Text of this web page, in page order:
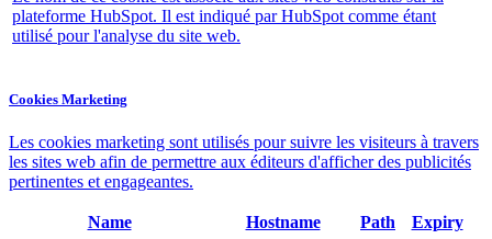
plateforme HubSpot. Il est indiqué par HubSpot comme étant
utilisé pour l'analyse du site web.
Cookies Marketing
Les cookies marketing sont utilisés pour suivre les visiteurs à travers
les sites web afin de permettre aux éditeurs d'afficher des publicités
pertinentes et engageantes.
Name Hostname Path
Expiry